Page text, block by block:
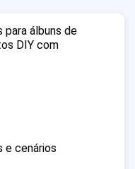
álbuns de
DIY com
e cenários